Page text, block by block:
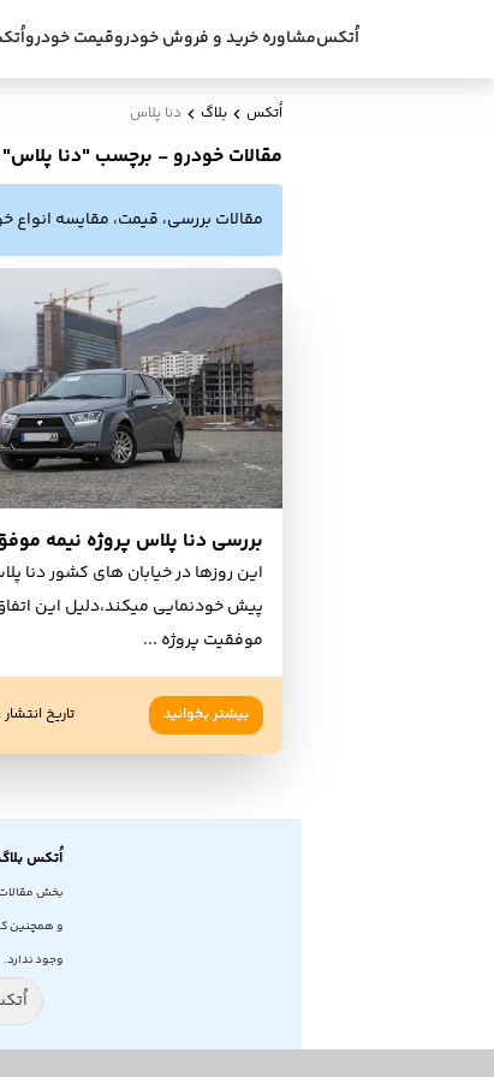
اُتکسمشاوره خرید و فروش خودروقیمت خودرو
اُتکس بلاگ دنا پلاس
مقالات خودرو - برچسب "دنا
مقالات بررسی، قیمت، مقایسه
این روزها در خیابان های کشور دنا
پیش خودنمایی میکند،دلیل این
موفقیت پروژه ...
بیشتر بخوانید تاریخ انتشار:
اُتکس
بخش
و همچنین
وجود ندارد.